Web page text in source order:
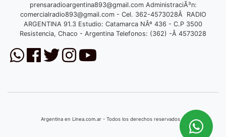
prensaradioargentina893@gmail.comAdministraciÃ³n:
comercialradio893@gmail.com- Cel. 362-4573028Â RADIO
ARGENTINA 91.3 Estudio: Catamarca NÂº 436 - C.P 3500
Resistencia, Chaco - Argentina Telefonos: (362) -Â 4573028
Argentina en Linea.com.ar - Todos los derechos reservados © 2026